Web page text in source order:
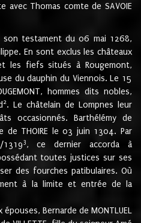
avec Thomas comte de SAVOIE
son testament du 06 mai 1268,
En sont exclus les châteaux
les fiefs situés à Rougemont,
du dauphin du Viennois. Le 15
hommes dits nobles,
2. Le châtelain de Lompnes leur
occasionnés. Barthélémy de
de THOIRE le 03 juin 1304. Par
3, ce dernier accorda à
toutes justices sur ses
des fourches patibulaires. Où
à la limite et entrée de la
épouses, Bernarde de MONTLUEL